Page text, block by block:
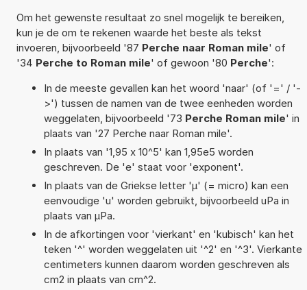
Om het gewenste resultaat zo snel mogelijk te bereiken,
kun je de om te rekenen waarde het beste als tekst
invoeren, bijvoorbeeld '87 Perche naar Roman mile' of
'34 Perche to Roman mile' of gewoon '80 Perche':
In de meeste gevallen kan het woord 'naar' (of '=' / '-
>') tussen de namen van de twee eenheden worden
weggelaten, bijvoorbeeld '73 Perche Roman mile' in
plaats van '27 Perche naar Roman mile'.
In plaats van '1,95 x 10^5' kan 1,95e5 worden
geschreven. De 'e' staat voor 'exponent'.
In plaats van de Griekse letter 'µ' (= micro) kan een
eenvoudige 'u' worden gebruikt, bijvoorbeeld uPa in
plaats van µPa.
In de afkortingen voor 'vierkant' en 'kubisch' kan het
teken '^' worden weggelaten uit '^2' en '^3'. Vierkante
centimeters kunnen daarom worden geschreven als
cm2 in plaats van cm^2.